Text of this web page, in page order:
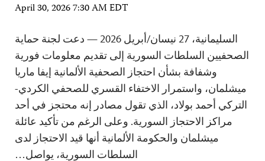
April 30, 2026 7:30 AM EDT
السليمانية، 27 نيسان/أبريل 2026 — دعت لجنة حماية
الصحفيين السلطات السورية إلى تقديم معلومات فورية
وشفافة بشأن احتجاز الصحفية الألمانية إيفا ماريا
ميشلمان، واستمرار الاختفاء القسري للصحفي الكردي-
التركي أحمد بولاد، الذي تقول مصادر إنه محتجز في أحد
مراكز الاحتجاز السورية. وعلى الرغم من تأكيد عائلة
ميشلمان والحكومة الألمانية أنها قيد الاحتجاز لدى
السلطات السورية، يواصل…